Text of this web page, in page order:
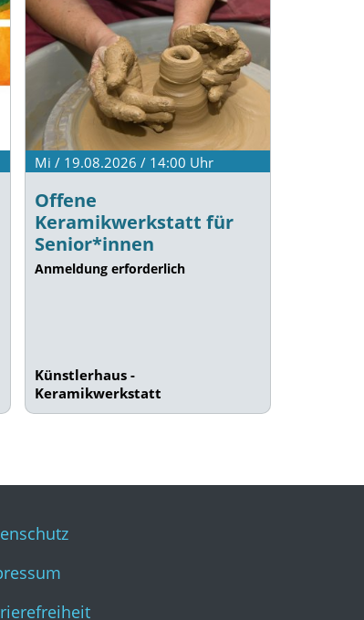
Mi / 19.08.2026 / 14:00 Uhr
Offene
Keramikwerkstatt für
Senior*innen
Anmeldung erforderlich
Künstlerhaus -
Keramikwerkstatt